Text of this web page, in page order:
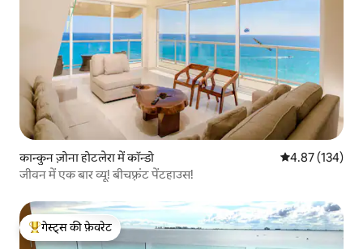
कान्कुन ज़ोना होटलेरा में कॉन्डो औसत रेटिंग 5 में से
4.87 (134)
जीवन में एक बार व्यू! बीचफ़्रंट पेंटहाउस!
गेस्ट्स का टॉप फ़ेवरेट
गेस्ट्स की फ़ेवरेट